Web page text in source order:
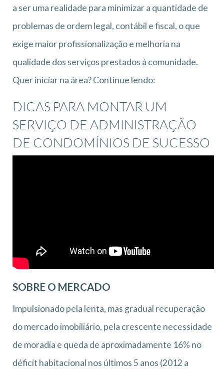
a ser uma realidade para minimizar a quantidade de
problemas de ordem legal, contábil e fiscal, o que
exige maior profissionalização e melhoria na
qualidade dos serviços prestados à comunidade.
Quer iniciar na área? Continue lendo:
DICAS PARA MONTAR UM
SERVIÇO DE ADMINISTRAÇÃO
DE CONDOMÍNIOS DE SUCESSO
SOBRE O MERCADO
Impulsionado pela lenta, mas gradual recuperação
do mercado imobiliário, pela crescente necessidade
de moradia e queda de aproximadamente 16% no
déficit habitacional nos últimos 5 anos (2012 a